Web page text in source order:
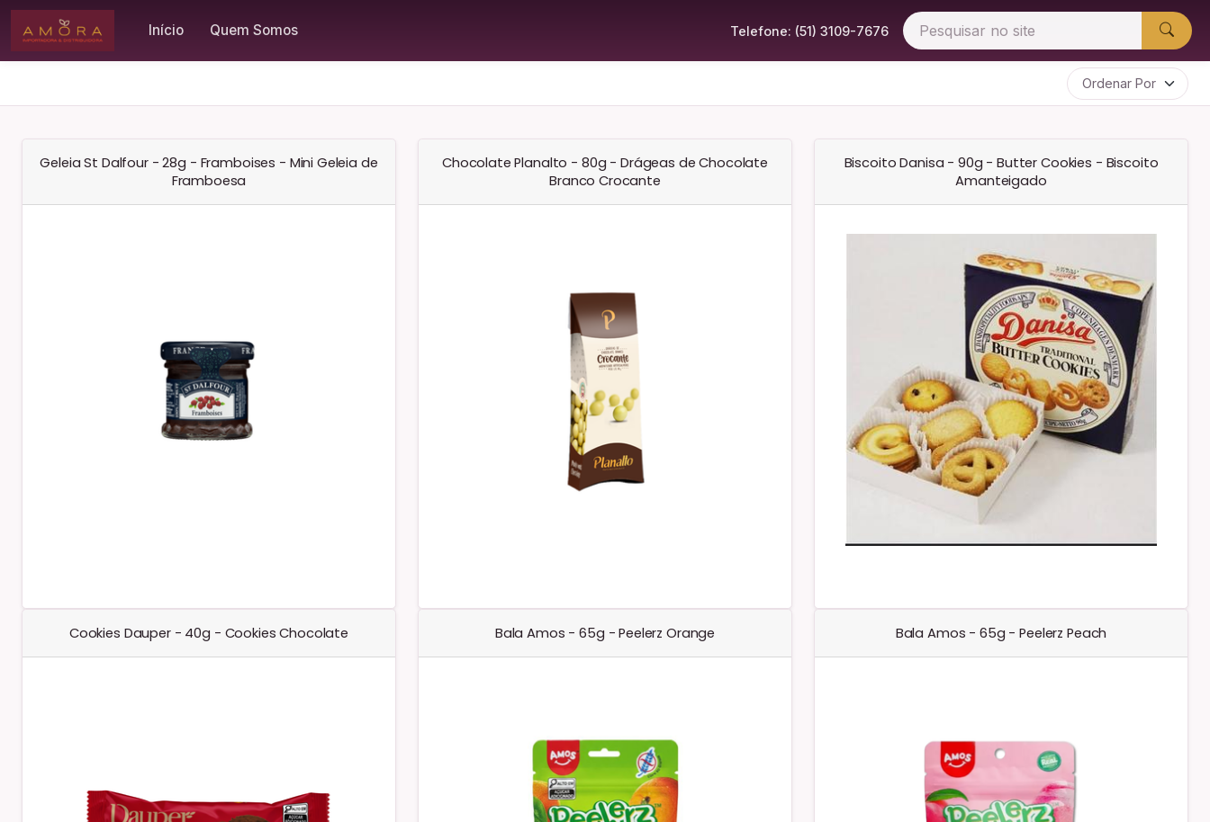
Início Quem Somos Telefone: (51) 3109-7676
Geleia St Dalfour - 28g - Framboises - Mini Geleia de
Framboesa
Chocolate Planalto - 80g - Drágeas de Chocolate
Branco Crocante
Biscoito Danisa - 90g - Butter Cookies - Biscoito
Amanteigado
Cookies Dauper - 40g - Cookies Chocolate Bala Amos - 65g - Peelerz Orange Bala Amos - 65g - Peelerz Peach